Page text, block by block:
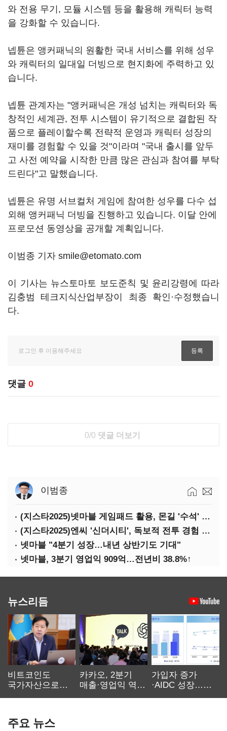
와 전용 무기, 모듈 시스템 등을 활용해 캐릭터 능력
을 강화할 수 있습니다.
넵튠은 앵커패닉의 원활한 국내 서비스를 위해 성우
와 캐릭터의 일대일 더빙으로 현지화에 주력하고 있
습니다.
넵튠 관계자는 "앵커패닉은 개성 넘치는 캐릭터와 독
창적인 세계관, 전투 시스템이 유기적으로 결합된 작
품으로 플레이할수록 전략적 운영과 캐릭터 성장의
재미를 경험할 수 있을 것"이라며 "국내 출시를 앞두
고 사전 예약을 시작한 만큼 많은 관심과 참여를 부탁
드린다"고 말했습니다.
넵튠은 유명 서브컬처 게임에 참여한 성우를 다수 섭
외해 앵커패닉 더빙을 진행하고 있습니다. 이달 안에
프로모션 동영상을 공개할 계획입니다.
이범종 기자 smile@etomato.com
이 기사는 뉴스토마토 보도준칙 및 윤리강령에 따라
김충범 테크지식산업부장이 최종 확인·수정했습니
다.
댓글 0
0/0 댓글 더보기
이범종
(지스타2025)넷마블 게임패드 활용, 몬길 '수석' 7대죄 '차석'
(지스타2025)엔씨 '신더시티', 독보적 전투 경험 필요
넷마블 "4분기 성장…내년 상반기도 기대"
넷마블, 3분기 영업익 909억…전년비 38.8%↑
뉴스리듬
비트코인도
국가자산으로…'
카카오, 2분기
매출·영업익 역대
가입자 증가
·AIDC 성장…
주요 뉴스